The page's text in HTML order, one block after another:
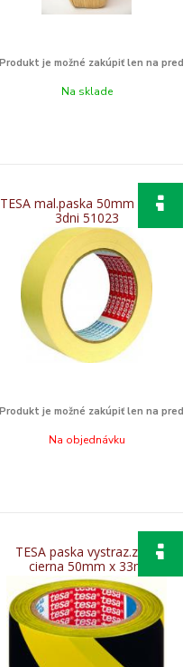
Na sklade
TESA mal.paska 50mm x 50m
3dni 51023
Na objednávku
TESA paska vystraz.zlto-
cierna 50mm x 33m